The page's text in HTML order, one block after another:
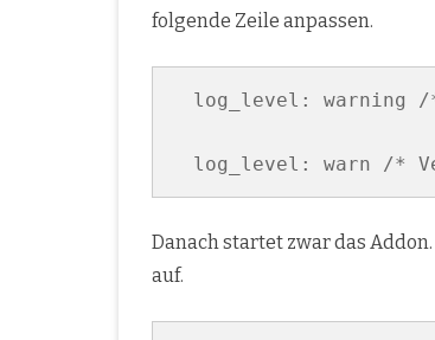
folgende Zeile anpassen.
log_level: warning
Danach startet zwar das
auf.